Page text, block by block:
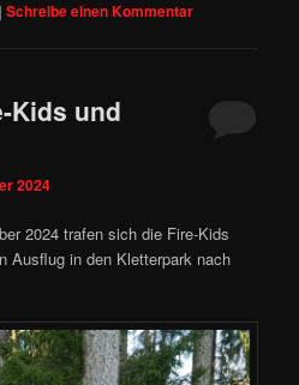
|Schreibe einen Kommentar
Kids und
2024
2024 trafen sich die Fire-Kids
Ausflug in den Kletterpark nach